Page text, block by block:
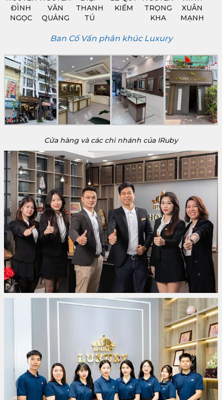
ĐÌNH
NGỌC
VĂN
QUẢNG
THANH
TÚ
KIẾM
TRỌNG
KHA
XUÂN
MẠNH
Ban Cố Vấn phân khúc Luxury
Cửa hàng và các chi nhánh của IRuby